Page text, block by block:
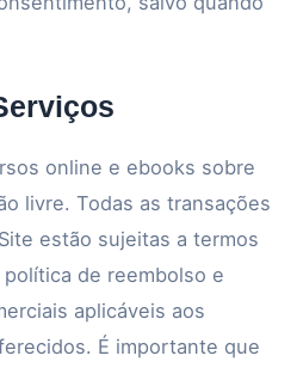
online e ebooks sobre
livre. Todas as transações
estão sujeitas a termos
de reembolso e
aplicáveis aos
É importante que